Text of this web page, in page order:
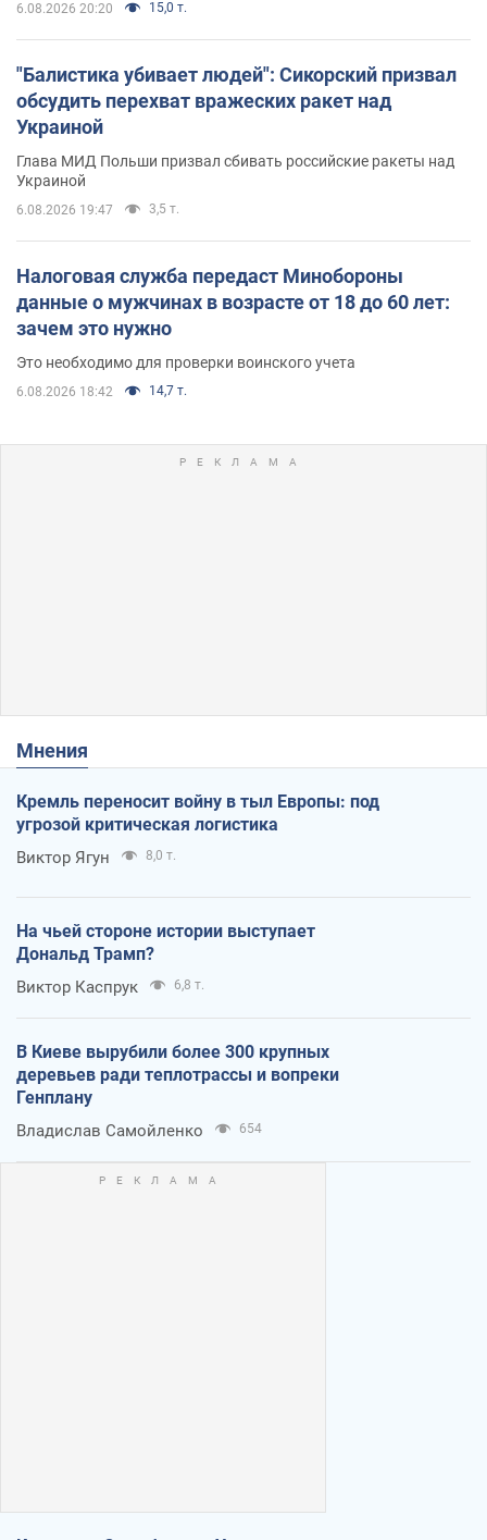
6.08.2026 20:20 15,0 т.
"Балистика убивает людей": Сикорский призвал
обсудить перехват вражеских ракет над
Украиной
Глава МИД Польши призвал сбивать российские ракеты над
Украиной
6.08.2026 19:47 3,5 т.
Налоговая служба передаст Минобороны
данные о мужчинах в возрасте от 18 до 60 лет:
зачем это нужно
Это необходимо для проверки воинского учета
6.08.2026 18:42 14,7 т.
Мнения
Кремль переносит войну в тыл Европы: под
угрозой критическая логистика
Виктор Ягун 8,0 т.
На чьей стороне истории выступает
Дональд Трамп?
Виктор Каспрук 6,8 т.
В Киеве вырубили более 300 крупных
деревьев ради теплотрассы и вопреки
Генплану
Владислав Самойленко 654